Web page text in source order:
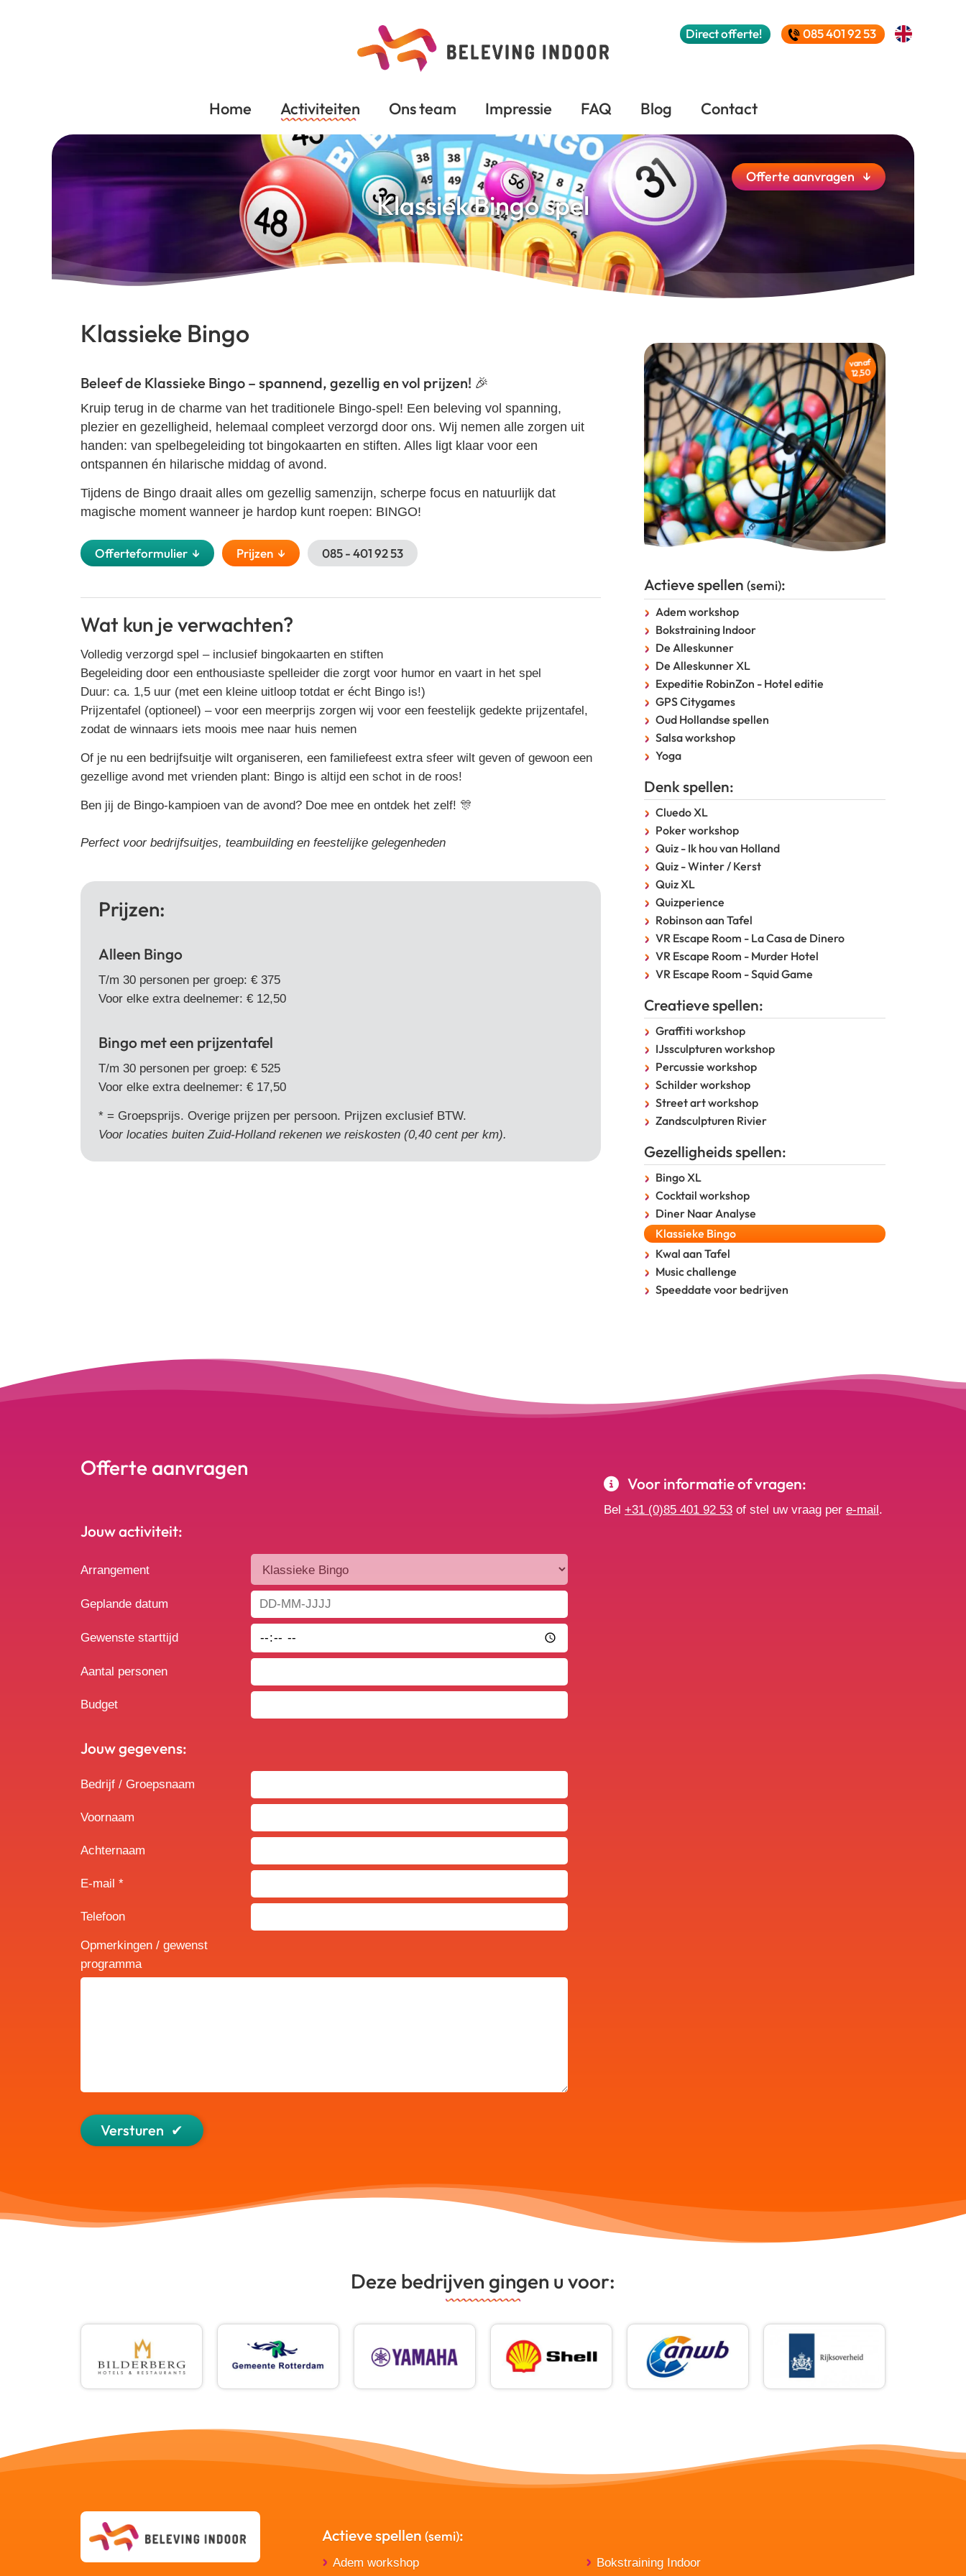
Directofferte! 085 401 92 53
Home Activiteiten Ons team Impressie FAQ Blog Contact
Klassiek Bingo spel
Offerteaanvragen ↓
Klassieke Bingo
Beleef de Klassieke Bingo – spannend, gezellig en vol prijzen! 🎉
Kruip terug in de charme van het traditionele Bingo-spel! Een beleving vol spanning,
plezier en gezelligheid, helemaal compleet verzorgd door ons. Wij nemen alle zorgen uit
handen: van spelbegeleiding tot bingokaarten en stiften. Alles ligt klaar voor een
ontspannen én hilarische middag of avond.
Tijdens de Bingo draait alles om gezellig samenzijn, scherpe focus en natuurlijk dat
magische moment wanneer je hardop kunt roepen: BINGO!
Offerteformulier ↓ Prijzen ↓ 085 - 401 92 53
Wat kun je verwachten?
Volledig verzorgd spel – inclusief bingokaarten en stiften
Begeleiding door een enthousiaste spelleider die zorgt voor humor en vaart in het spel
Duur: ca. 1,5 uur (met een kleine uitloop totdat er écht Bingo is!)
Prijzentafel (optioneel) – voor een meerprijs zorgen wij voor een feestelijk gedekte prijzentafel,
zodat de winnaars iets moois mee naar huis nemen
Of je nu een bedrijfsuitje wilt organiseren, een familiefeest extra sfeer wilt geven of gewoon een
gezellige avond met vrienden plant: Bingo is altijd een schot in de roos!
Ben jij de Bingo-kampioen van de avond? Doe mee en ontdek het zelf! 🎊
Perfect voor bedrijfsuitjes, teambuilding en feestelijke gelegenheden
Prijzen:
Alleen Bingo
T/m 30 personen per groep: € 375
Voor elke extra deelnemer: € 12,50
Bingo met een prijzentafel
T/m 30 personen per groep: € 525
Voor elke extra deelnemer: € 17,50
* = Groepsprijs. Overige prijzen per persoon. Prijzen exclusief BTW.
Voor locaties buiten Zuid-Holland rekenen we reiskosten (0,40 cent per km).
vanaf
12,50
Actieve spellen (semi):
Adem workshop
Bokstraining Indoor
De Alleskunner
De Alleskunner XL
Expeditie RobinZon - Hotel editie
GPS Citygames
Oud Hollandse spellen
Salsa workshop
Yoga
Denk spellen:
Cluedo XL
Poker workshop
Quiz - Ik hou van Holland
Quiz - Winter / Kerst
Quiz XL
Quizperience
Robinson aan Tafel
VR Escape Room - La Casa de Dinero
VR Escape Room - Murder Hotel
VR Escape Room - Squid Game
Creatieve spellen:
Graffiti workshop
IJssculpturen workshop
Percussie workshop
Schilder workshop
Street art workshop
Zandsculpturen Rivier
Gezelligheids spellen:
Bingo XL
Cocktail workshop
Diner Naar Analyse
Klassieke Bingo
Kwal aan Tafel
Music challenge
Speeddate voor bedrijven
Offerte aanvragen
Jouw activiteit:
Arrangement
Geplande datum
Gewenste starttijd
Aantal personen
Budget
Jouw gegevens:
Bedrijf / Groepsnaam
Voornaam
Achternaam
E-mail *
Telefoon
Opmerkingen / gewenst
programma
Versturen
Voor informatie of vragen:
Bel +31 (0)85 401 92 53 of stel uw vraag per e-mail .
Deze bedrijven gingen u voor:
Actieve spellen (semi):
Adem workshop
Bokstraining Indoor